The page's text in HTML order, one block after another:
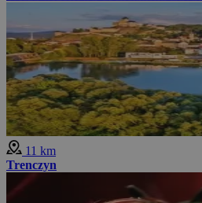
11 km
Trenczyn